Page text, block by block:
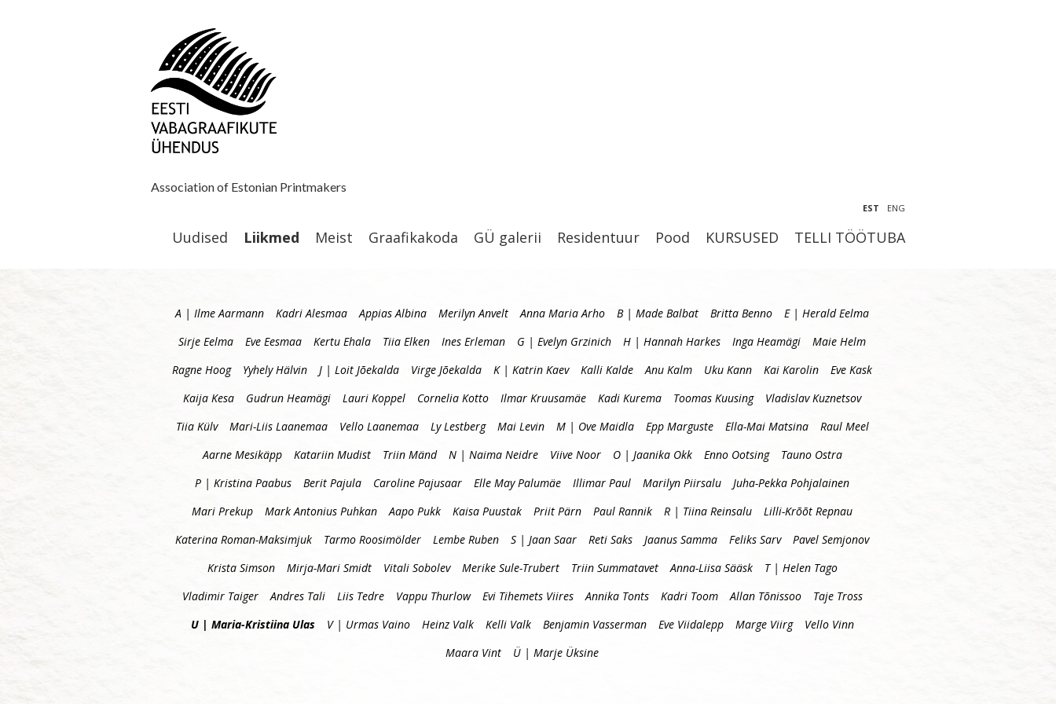
Association of Estonian Printmakers
EST ENG
Uudised Liikmed Meist Graafikakoda GÜ galerii Residentuur Pood KURSUSED TELLI TÖÖTUBA
A | Ilme Aarmann Kadri Alesmaa Appias Albina Merilyn Anvelt Anna Maria Arho B | Made Balbat Britta Benno
E | Herald Eelma
Sirje Eelma
Eve Eesmaa Kertu Ehala Tiia Elken Ines Erleman G | Evelyn Grzinich H | Hannah Harkes Inga Heamägi
Maie Helm
Ragne Hoog
Yyhely Hälvin J | Loit Jõekalda Virge Jõekalda K | Katrin Kaev Kalli Kalde Anu Kalm Uku Kann Kai Karolin
Eve Kask
Kaija Kesa
Gudrun Heamägi Lauri Koppel Cornelia Kotto Ilmar Kruusamäe Kadi Kurema Toomas Kuusing
Vladislav Kuznetsov
Tiia Külv
Mari-Liis Laanemaa Vello Laanemaa Ly Lestberg Mai Levin M | Ove Maidla Epp Marguste Ella-Mai Matsina
Raul Meel
Aarne Mesikäpp
Katariin Mudist Triin Mänd N | Naima Neidre Viive Noor O | Jaanika Okk Enno Ootsing
Tauno Ostra
P | Kristina Paabus
Berit Pajula Caroline Pajusaar Elle May Palumäe Illimar Paul Marilyn Piirsalu
Juha-Pekka Pohjalainen
Mari Prekup
Mark Antonius Puhkan Aapo Pukk Kaisa Puustak Priit Pärn Paul Rannik R | Tiina Reinsalu
Lilli-Krõõt Repnau
Katerina Roman-Maksimjuk
Tarmo Roosimölder Lembe Ruben S | Jaan Saar Reti Saks Jaanus Samma Feliks Sarv
Pavel Semjonov
Krista Simson
Mirja-Mari Smidt Vitali Sobolev Merike Sule-Trubert Triin Summatavet Anna-Liisa Sääsk
T | Helen Tago
Vladimir Taiger
Andres Tali Liis Tedre Vappu Thurlow Evi Tihemets Viires Annika Tonts Kadri Toom Allan Tõnissoo
Taje Tross
U | Maria-Kristiina Ulas
V | Urmas Vaino Heinz Valk Kelli Valk Benjamin Vasserman Eve Viidalepp Marge Viirg
Vello Vinn
Maara Vint
Ü | Marje Üksine